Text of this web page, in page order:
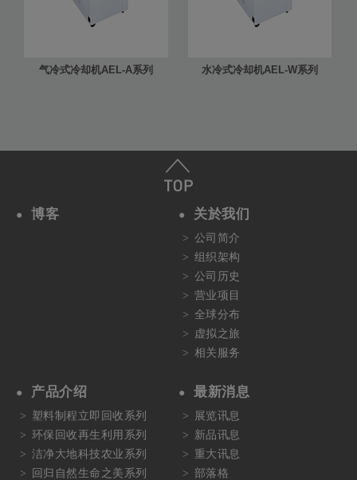
气冷式冷却机AEL-A系列 水冷式冷却机AEL-W系列
关於我们
公司简介
组织架构
公司历史
营业项目
全球分布
虚拟之旅
相关服务
产品介绍
塑料制程立即回收系列
环保回收再生利用系列
洁净大地科技农业系列
回归自然生命之美系列
最新消息
展览讯息
新品讯息
重大讯息
部落格
博客